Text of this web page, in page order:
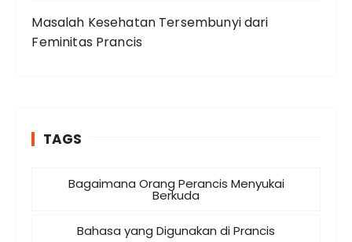
Masalah Kesehatan Tersembunyi dari
Feminitas Prancis
TAGS
Bagaimana Orang Perancis Menyukai
Berkuda
Bahasa yang Digunakan di Prancis